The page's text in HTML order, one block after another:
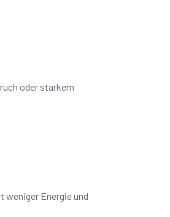
oder starkem
weniger Energie und